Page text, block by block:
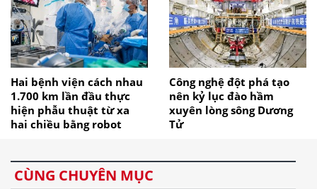
Hai bệnh viện cách nhau
1.700 km lần đầu thực
hiện phẫu thuật từ xa
hai chiều bằng robot
Công nghệ đột phá tạo
nên kỷ lục đào hầm
xuyên lòng sông Dương
Tử
CÙNG CHUYÊN MỤC